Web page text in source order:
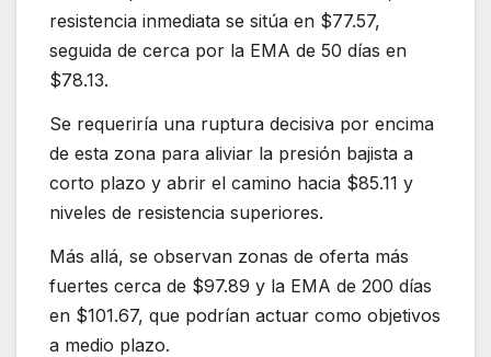
resistencia inmediata se sitúa en $77.57,
seguida de cerca por la EMA de 50 días en
$78.13.
Se requeriría una ruptura decisiva por encima
de esta zona para aliviar la presión bajista a
corto plazo y abrir el camino hacia $85.11 y
niveles de resistencia superiores.
Más allá, se observan zonas de oferta más
fuertes cerca de $97.89 y la EMA de 200 días
en $101.67, que podrían actuar como objetivos
a medio plazo.